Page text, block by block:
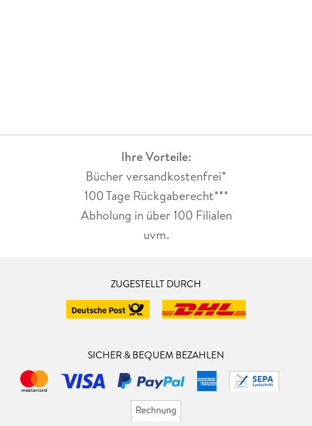
Ihre Vorteile:
Bücher versandkostenfrei*
100 Tage Rückgaberecht***
Abholung in über 100 Filialen
uvm.
ZUGESTELLT DURCH
SICHER & BEQUEM BEZAHLEN